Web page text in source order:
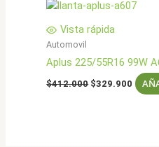
Vista rápida
Automovil
Aplus 225/55R16 99W
$412.000 El
$329.900 El